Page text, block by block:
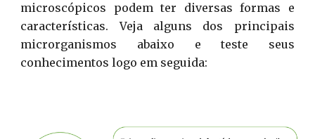
microscópicos podem ter diversas formas e
características. Veja alguns dos principais
microrganismos abaixo e teste seus
conhecimentos logo em seguida: